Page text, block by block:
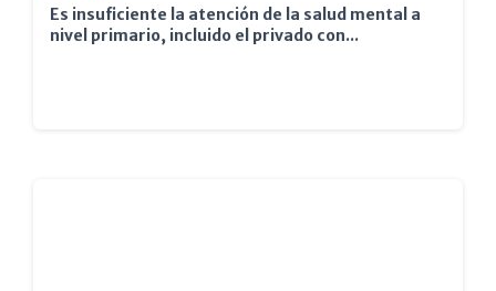
Es insuficiente la atención de la salud mental a
nivel primario, incluido el privado con...